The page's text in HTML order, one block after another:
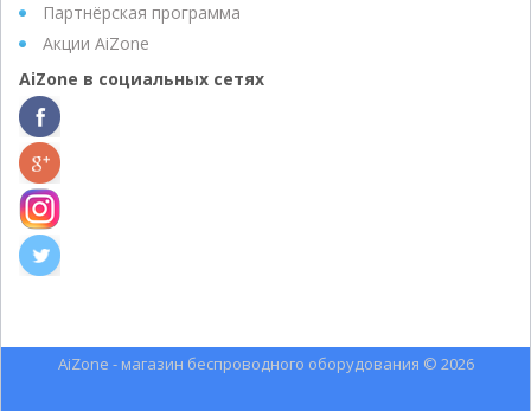
Партнёрская программа
Акции AiZone
AiZone в социальных сетях
AiZone - магазин беспроводного оборудования © 2026